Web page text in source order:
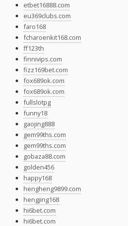
etbet16888.com
eu369clubs.com
faro168
fcharoenkit168.com
ff123th
finnivips.com
fizz169bet.com
fox689ok.com
fox689ok.com
fullslotpg
funny18
gaojing888
gem99ths.com
gem99ths.com
gobaza88.com
golden456
happy168
hengheng9899.com
hengjing168
hi6bet.com
hi6bet.com